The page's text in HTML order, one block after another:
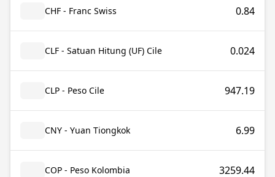
CHF - Franc Swiss 0.84
CLF - Satuan Hitung (UF) Cile 0.024
CLP - Peso Cile 947.19
CNY - Yuan Tiongkok 6.99
COP - Peso Kolombia 3259.44